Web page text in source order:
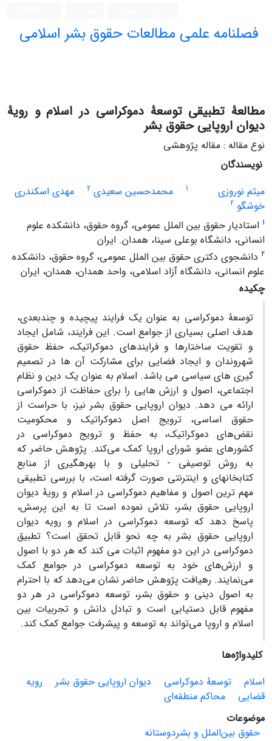
فصلنامه علمی مطالعات حقوق بشر اسلامی
مطالعۀ تطبیقی توسعۀ دموکراسی در اسلام و رویۀ
دیوان اروپایی حقوق بشر
نوع مقاله : مقاله پژوهشی
نویسندگان
میثم نوروزی
1 محمدحسین سعیدی 2
مهدی اسکندری
خوشگو 2
1 استادیار حقوق بین الملل عمومی، گروه حقوق، دانشکده علوم
انسانی، دانشگاه بوعلی سینا، همدان. ایران
2 دانشجوی دکتری حقوق بین الملل عمومی، گروه حقوق، دانشکده
علوم انسانی، دانشگاه آزاد اسلامی، واحد همدان، همدان، ایران
چکیده
توسعۀ دموکراسی به عنوان یک فرایند پیچیده و چندبعدی،
هدف اصلی بسیاری از جوامع است. این فرایند، شامل ایجاد
و تقویت ساختارها و فرایندهای دموکراتیک، حفظ حقوق
شهروندان و ایجاد فضایی برای مشارکت آن ها در تصمیم
گیری های سیاسی می باشد. اسلام به عنوان یک دین و نظام
اجتماعی، اصول و ارزش هایی را برای حفاظت از دموکراسی
ارائه می دهد. دیوان اروپایی حقوق بشر نیز، با حراست از
حقوق اساسی، ترویج اصل دموکراتیک و محکومیت
نقض‌های دموکراتیک، به حفظ و ترویج دموکراسی در
کشورهای عضو شورای اروپا کمک می‌کند. پژوهش حاضر که
به روش توصیفی - تحلیلی و با بهرهگیری از منابع
کتابخانهای و اینترنتی صورت گرفته است، با بررسی تطبیقی
مهم ترین اصول و مفاهیم دموکراسی در اسلام و رویۀ دیوان
اروپایی حقوق بشر، تلاش نموده است تا به این پرسش،
پاسخ دهد که توسعه دموکراسی در اسلام و رویه دیوان
اروپایی حقوق بشر به چه نحو قابل تحقق است؟ تطبیق
دموکراسی در این دو مفهوم اثبات می کند که هر دو با اصول
و ارزش‌های خود به توسعه دموکراسی در جوامع کمک
می‌نمایند. رهیافت پژوهش حاضر نشان می‌دهد که با احترام
به اصول دینی و حقوق بشر، توسعه دموکراسی در هر دو
مفهوم قابل دستیابی است و تبادل دانش و تجربیات بین
اسلام و اروپا می‌تواند به توسعه و پیشرفت جوامع کمک کند.
کلیدواژه‌ها
اسلام
توسعۀ دموکراسی دیوان اروپایی حقوق بشر
رویه
قضایی
محاکم منطقه‌ای
موضوعات
حقوق بین‌الملل و بشردوستانه